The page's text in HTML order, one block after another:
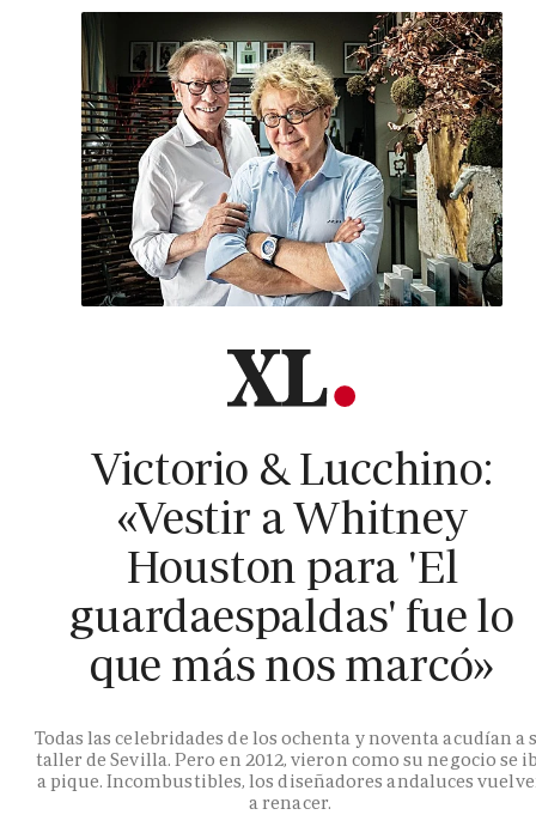
Victorio & Lucchino:
«Vestir a Whitney
Houston para 'El
guardaespaldas' fue lo
que más nos marcó»
Todas las celebridades de los ochenta y noventa acudían a
taller de Sevilla. Pero en 2012, vieron como su negocio se
a pique. Incombustibles, los diseñadores andaluces
a renacer.